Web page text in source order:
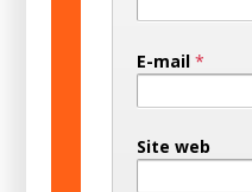
E-mail *
Site web